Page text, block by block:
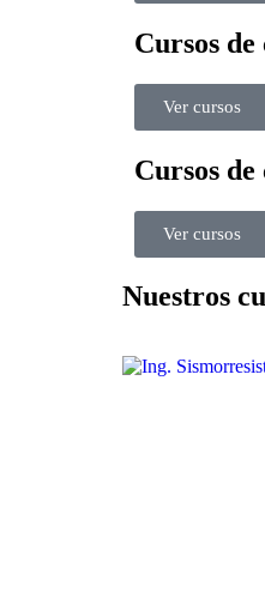
Cursos
Ver cursos
Cursos
Ver cursos
Nuestros